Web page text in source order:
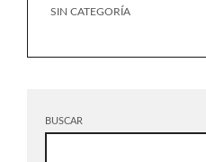
SIN CATEGORÍA
BUSCAR